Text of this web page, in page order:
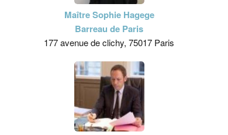
Maître Sophie Hagege
Barreau de Paris
177 avenue de clichy, 75017 Paris